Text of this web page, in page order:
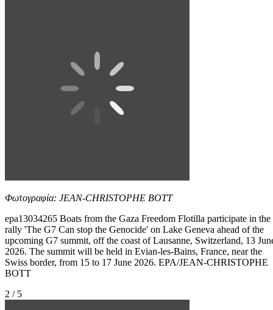
Φωτογραφία: JEAN-CHRISTOPHE BOTT
epa13034265 Boats from the Gaza Freedom Flotilla participate in the
rally 'The G7 Can stop the Genocide' on Lake Geneva ahead of the
upcoming G7 summit, off the coast of Lausanne, Switzerland, 13
2026. The summit will be held in Evian-les-Bains, France, near the
Swiss border, from 15 to 17 June 2026. EPA/JEAN-CHRISTOPHE
BOTT
2 / 5